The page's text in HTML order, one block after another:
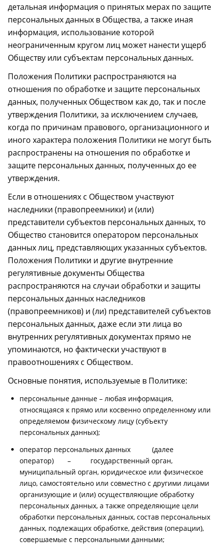
детальная информация о принятых мерах по защите
персональных данных в Общества, а также иная
информация, использование которой
неограниченным кругом лиц может нанести ущерб
Обществу или субъектам персональных данных.
Положения Политики распространяются на
отношения по обработке и защите персональных
данных, полученных Обществом как до, так и после
утверждения Политики, за исключением случаев,
когда по причинам правового, организационного и
иного характера положения Политики не могут быть
распространены на отношения по обработке и
защите персональных данных, полученных до ее
утверждения.
Если в отношениях с Обществом участвуют
наследники (правопреемники) и (или)
представители субъектов персональных данных, то
Общество становится оператором персональных
данных лиц, представляющих указанных субъектов.
Положения Политики и другие внутренние
регулятивные документы Общества
распространяются на случаи обработки и защиты
персональных данных наследников
(правопреемников) и (ли) представителей субъектов
персональных данных, даже если эти лица во
внутренних регулятивных документах прямо не
упоминаются, но фактически участвуют в
правоотношениях с Обществом.
Основные понятия, используемые в Политике:
персональные данные – любая информация,
относящаяся к прямо или косвенно определенному или
определяемом физическому лицу (субъекту
персональных данных);
оператор персональных данных (далее
оператор) – государственный орган,
муниципальный орган, юридическое или физическое
лицо, самостоятельно или совместно с другими лицами
организующие и (или) осуществляющие обработку
персональных данных, а также определяющие цели
обработки персональных данных, состав персональных
данных, подлежащих обработке, действия (операции),
совершаемые с персональными данными;